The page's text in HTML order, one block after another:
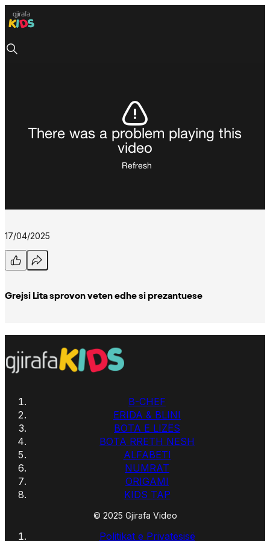
There was a problem playing this
video
Refresh
17/04/2025
Grejsi Lita sprovon veten edhe si prezantuese
B-CHEF
ERIDA & BLINI
BOTA E LIZËS
BOTA RRETH NESH
ALFABETI
NUMRAT
ORIGAMI
KIDS TAP
© 2025 Gjirafa Video
Politikat e Privatësisë